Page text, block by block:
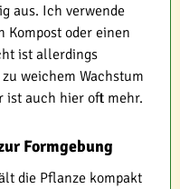
aus. Ich verwende
oder einen
ist allerdings
weichem Wachstum
ist auch hier oft mehr.
Formgebung
die Pflanze kompakt